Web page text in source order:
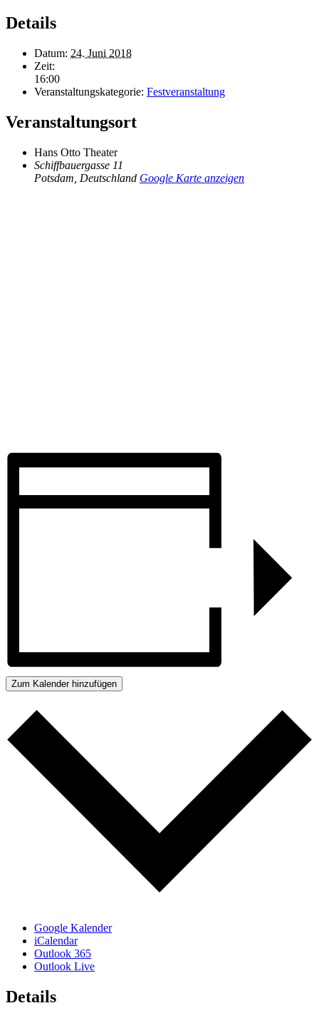
Details
Datum: 24. Juni 2018
Zeit:
16:00
Veranstaltungskategorie: Festveranstaltung
Veranstaltungsort
Hans Otto Theater
Schiffbauergasse 11
Potsdam Deutschland Google Karte anzeigen
Zum Kalender hinzufügen
Google Kalender
iCalendar
Outlook 365
Outlook Live
Details